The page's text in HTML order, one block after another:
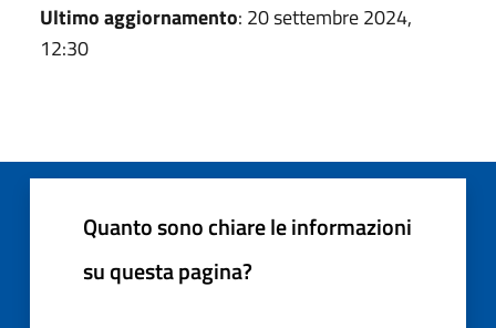
Ultimo aggiornamento: 20 settembre 2024,
12:30
Quanto sono chiare le informazioni
su questa pagina?